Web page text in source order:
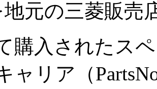
地元の三菱販売
購入されたス
ャリア（